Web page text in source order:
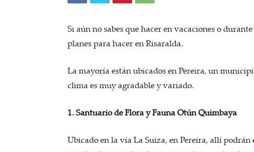
Si aún no sabes que hacer en vacaciones o
planes para hacer en Risaralda.
La mayoría están ubicados en Pereira, un
clima es muy agradable y variado.
1. Santuario de Flora y Fauna Otún Quimbaya
Ubicado en la vía La Suiza, en Pereira, allí